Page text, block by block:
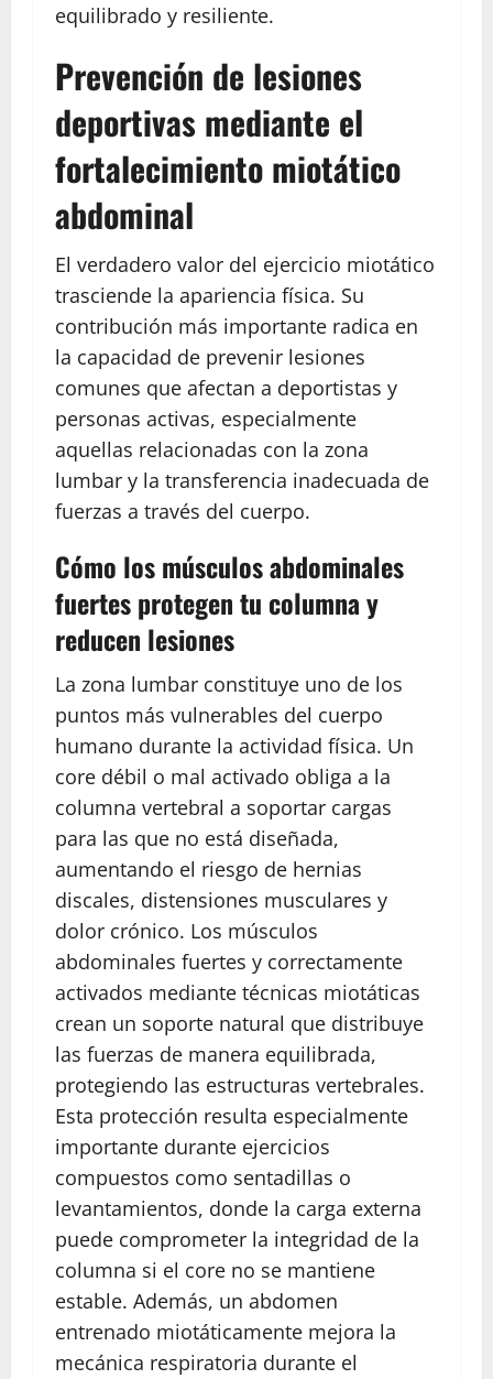
equilibrado y resiliente.
Prevención de lesiones
deportivas mediante el
fortalecimiento miotático
abdominal
El verdadero valor del ejercicio miotático
trasciende la apariencia física. Su
contribución más importante radica en
la capacidad de prevenir lesiones
comunes que afectan a deportistas y
personas activas, especialmente
aquellas relacionadas con la zona
lumbar y la transferencia inadecuada de
fuerzas a través del cuerpo.
Cómo los músculos abdominales
fuertes protegen tu columna y
reducen lesiones
La zona lumbar constituye uno de los
puntos más vulnerables del cuerpo
humano durante la actividad física. Un
core débil o mal activado obliga a la
columna vertebral a soportar cargas
para las que no está diseñada,
aumentando el riesgo de hernias
discales, distensiones musculares y
dolor crónico. Los músculos
abdominales fuertes y correctamente
activados mediante técnicas miotáticas
crean un soporte natural que distribuye
las fuerzas de manera equilibrada,
protegiendo las estructuras vertebrales.
Esta protección resulta especialmente
importante durante ejercicios
compuestos como sentadillas o
levantamientos, donde la carga externa
puede comprometer la integridad de la
columna si el core no se mantiene
estable. Además, un abdomen
entrenado miotáticamente mejora la
mecánica respiratoria durante el